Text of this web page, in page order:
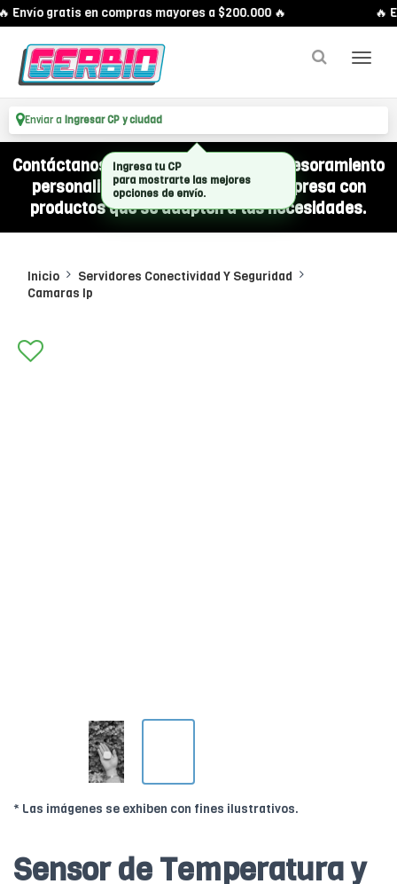
Envío gratis en compras mayores a $200.000 🔥 🔥
Enviar a Ingresar CP y ciudad
Contáctanos por WhatsApp y recibí asesoramiento
personalizado para equipar a tu empresa con
productos que se adapten a tus necesidades.
Inicio
Servidores Conectividad Y Seguridad
Camaras Ip
* Las imágenes se exhiben con fines ilustrativos.
Sensor de Temperatura y